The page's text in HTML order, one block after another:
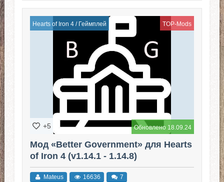
Hearts of Iron 4/ Геймплей TOP-Mods
Обновлено 18.09.24
+5
Мод «Better Government» для Hearts
of Iron 4 (v1.14.1 - 1.14.8)
Mateus 16636 7